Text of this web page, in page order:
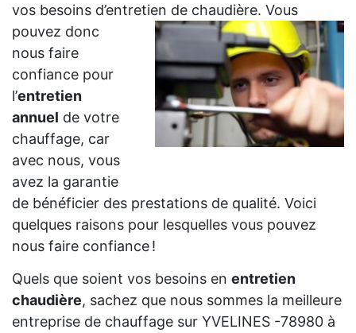
vos besoins d’entretien de chaudière. Vous
pouvez donc
nous faire
confiance pour
l’entretien
annuel de votre
chauffage, car
avec nous, vous
avez la garantie
de bénéficier des prestations de qualité. Voici
quelques raisons pour lesquelles vous pouvez
nous faire confiance !
Quels que soient vos besoins en entretien
chaudière, sachez que nous sommes la meilleure
entreprise de chauffage sur YVELINES -78980 à